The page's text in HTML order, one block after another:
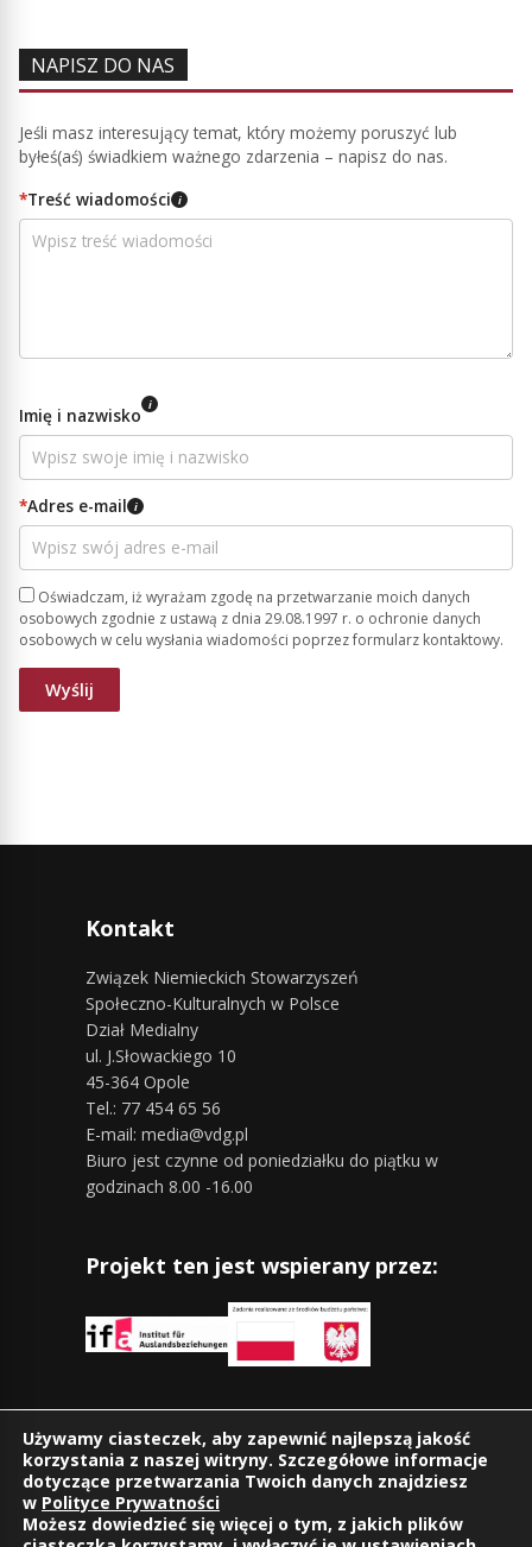
NAPISZ DO NAS
Jeśli masz interesujący temat, który możemy poruszyć lub
byłeś(aś) świadkiem ważnego zdarzenia – napisz do nas.
*Treść wiadomości i
Imię i nazwisko i
*Adres e-mail i
Oświadczam, iż wyrażam zgodę na przetwarzanie moich danych
osobowych zgodnie z ustawą z dnia 29.08.1997 r. o ochronie danych
osobowych w celu wysłania wiadomości poprzez formularz kontaktowy.
Kontakt
Związek Niemieckich Stowarzyszeń
Społeczno-Kulturalnych w Polsce
Dział Medialny
ul. J.Słowackiego 10
45-364 Opole
Tel.: 77 454 65 56
E-mail: media@vdg.pl
Biuro jest czynne od poniedziałku do piątku w
godzinach 8.00 -16.00
Projekt ten jest wspierany przez:
Znajdziesz nas również na:
Używamy ciasteczek, aby zapewnić najlepszą jakość
korzystania z naszej witryny. Szczegółowe informacje
dotyczące przetwarzania Twoich danych znajdziesz
w Polityce Prywatności
Możesz dowiedzieć się więcej o tym, z jakich plików